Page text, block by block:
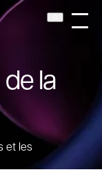
la
et les